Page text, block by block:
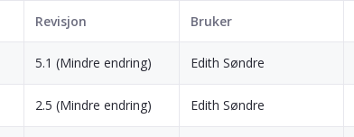
Revisjon Bruker
5.1 (Mindre endring) Edith Søndre
2.5 (Mindre endring) Edith Søndre